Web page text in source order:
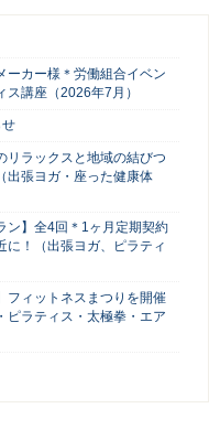
ーカー様＊労働組合イベン
ス講座（2026年7月）
せ
リラックスと地域の結びつ
出張ヨガ・座った健康体
ン】全4回＊1ヶ月定期契約
に！（出張ヨガ、ピラティ
フィットネスまつりを開催
ピラティス・太極拳・エア